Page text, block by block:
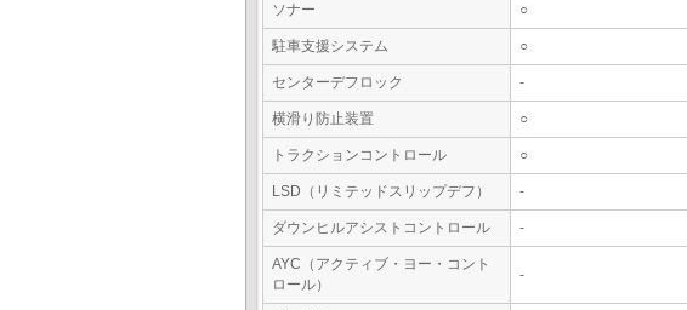
ソナー ○
駐車支援システム ○
センターデフロック -
横滑り防止装置 ○
トラクションコントロール ○
LSD（リミテッドスリップデフ） -
ダウンヒルアシストコントロール -
AYC（アクティブ・ヨー・コント
ロール）
-